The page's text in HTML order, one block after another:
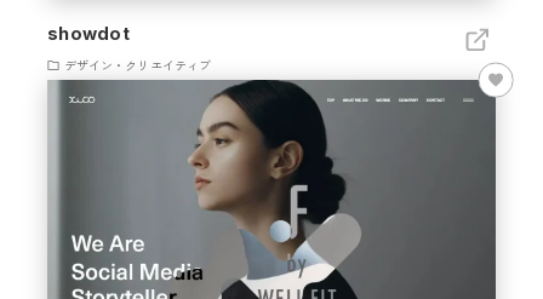
showdot
デザイン・クリエイティブ